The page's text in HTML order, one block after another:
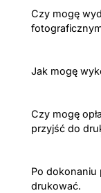
Czy mogę
Jak mogę
Czy mogę
przyjść do
Po dokonaniu
drukować.